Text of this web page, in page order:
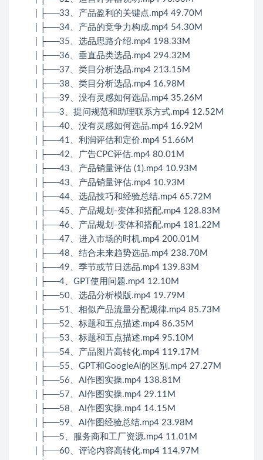
| ├──33、产品盈利的关键点.mp4 49.70M
| ├──34、产品的竞争力构成.mp4 54.30M
| ├──35、选品思路介绍.mp4 198.33M
| ├──36、垂直品类选品.mp4 294.32M
| ├──37、类目分析选品.mp4 213.15M
| ├──38、类目分析选品.mp4 16.98M
| ├──39、没有灵感如何选品.mp4 35.26M
| ├──3、提问规范和助理联系方式.mp4 12.52M
| ├──40、没有灵感如何选品.mp4 16.92M
| ├──41、利润评估和定价.mp4 51.66M
| ├──42、广告CPC评估.mp4 80.01M
| ├──43、产品销量评估 (1).mp4 10.93M
| ├──43、产品销量评估.mp4 10.93M
| ├──44、选品技巧和经验总结.mp4 65.72M
| ├──45、产品规划-变体和搭配.mp4 128.83M
| ├──46、产品规划-变体和搭配.mp4 181.22M
| ├──47、进入市场的时机.mp4 200.01M
| ├──48、结合未来趋势选品.mp4 238.70M
| ├──49、季节或节日选品.mp4 139.83M
| ├──4、GPT使用问题.mp4 12.10M
| ├──50、选品分析模版.mp4 19.79M
| ├──51、相似产品流量分配规律.mp4 85.73M
| ├──52、标题和五点描述.mp4 86.35M
| ├──53、标题和五点描述.mp4 95.10M
| ├──54、产品图片高转化.mp4 119.17M
| ├──55、GPT和GoogleAi的区别.mp4 27.27M
| ├──56、AI作图实操.mp4 138.81M
| ├──57、AI作图实操.mp4 29.11M
| ├──58、AI作图实操.mp4 14.15M
| ├──59、AI作图经验总结.mp4 23.98M
| ├──5、服务商和工厂资源.mp4 11.01M
| ├──60、评论内容高转化.mp4 114.97M